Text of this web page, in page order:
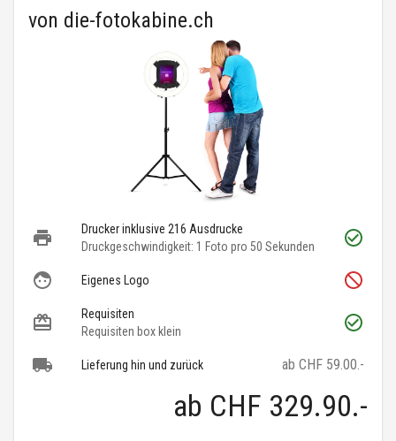
von die-fotokabine.ch
Drucker inklusive 216 Ausdrucke
Druckgeschwindigkeit: 1 Foto pro 50 Sekunden
Eigenes Logo
Requisiten
Requisiten box klein
Lieferung hin und zurück ab CHF 59.00.-
ab CHF 329.90.-